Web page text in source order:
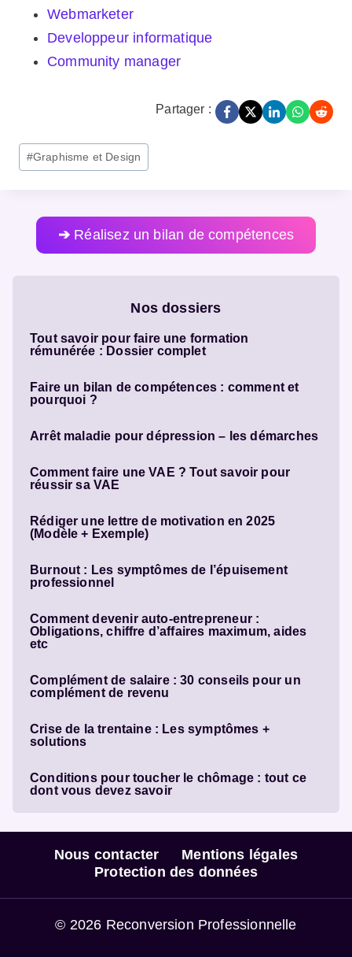
Webmarketer
Developpeur informatique
Community manager
Partager :
Post
Tags:
#Graphisme et Design
➔ Réalisez un bilan de compétences
Nos dossiers
Tout savoir pour faire une formation
rémunérée : Dossier complet
Faire un bilan de compétences : comment et
pourquoi ?
Arrêt maladie pour dépression – les démarches
Comment faire une VAE ? Tout savoir pour
réussir sa VAE
Rédiger une lettre de motivation en 2025
(Modèle + Exemple)
Burnout : Les symptômes de l’épuisement
professionnel
Comment devenir auto-entrepreneur :
Obligations, chiffre d’affaires maximum, aides
etc
Complément de salaire : 30 conseils pour un
complément de revenu
Crise de la trentaine : Les symptômes +
solutions
Conditions pour toucher le chômage : tout ce
dont vous devez savoir
Nous contacter
Mentions légales
Protection des données
© 2026 Reconversion Professionnelle